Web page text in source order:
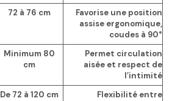
72 à 76 cm
Favorise une position
assise ergonomique,
coudes à 90°
Minimum 80
cm
Permet circulation
aisée et respect de
l’intimité
De 72 à 120 cm
Flexibilité entre